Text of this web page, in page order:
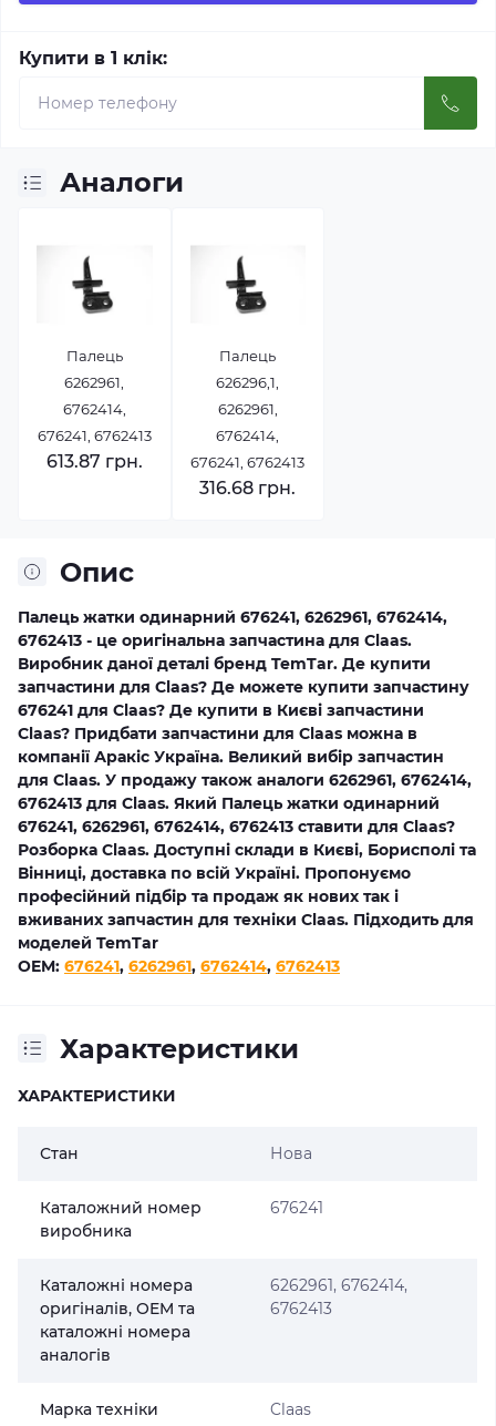
Купити в 1 клік:
Опис
Палець жатки одинарний 676241, 6262961, 6762414,
6762413 - це оригінальна запчастина для Claas.
Виробник даної деталі бренд TemTar. Де купити
запчастини для Claas? Де можете купити запчастину
676241 для Claas? Де купити в Києві запчастини
Claas? Придбати запчастини для Claas можна в
компанії Аракіс Україна. Великий вибір запчастин
для Claas. У продажу також аналоги 6262961, 6762414,
6762413 для Claas. Який Палець жатки одинарний
676241, 6262961, 6762414, 6762413 ставити для Claas?
Розборка Claas. Доступні склади в Києві, Борисполі та
Вінниці, доставка по всій Україні. Пропонуємо
професійний підбір та продаж як нових так і
вживаних запчастин для техніки Claas. Підходить для
моделей TemTar
OEM: 676241, 6262961, 6762414, 6762413
Характеристики
ХАРАКТЕРИСТИКИ
Стан Нова
Каталожний номер
виробника
676241
Каталожні номера
оригіналів, OEM та
каталожні номера
аналогів
6262961, 6762414,
6762413
Марка техніки Claas
Аналоги
Палець
6262961,
6762414,
676241, 6762413
613.87 грн.
Палець
626296,1,
6262961,
6762414,
676241, 6762413
316.68 грн.